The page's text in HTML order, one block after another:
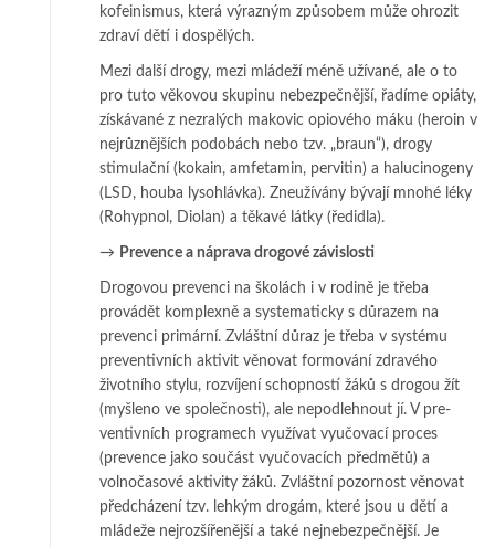
ko­feinismus, která vý­raz­ným způsobem může ohrozit
zdraví dětí i dospělých.
Mezi další drogy, mezi mládeží méně užívané, ale o to
pro tuto věkovou sku­­pi­nu nebezpečnější, řadíme opiáty,
získávané z nezralých makovic opiového má­ku (he­roin v
nejrůznějších podobách nebo tzv. „braun“), drogy
stimulační (ko­kain, am­fetamin, pervitin) a halucinogeny
(LSD, houba lysohlávka). Zneu­ží­vá­ny bývají mno­hé léky
(Rohypnol, Diolan) a těkavé látky (ředidla).
→ Prevence a náprava drogové závislosti
Drogovou prevenci na školách i v rodině je třeba
provádět komplexně a sys­­te­ma­ticky s důrazem na
prevenci primární. Zvláštní důraz je třeba v sys­té­mu
pre­ven­tiv­ních aktivit věnovat formování zdravého
životního stylu, rozvíjení schop­ností žá­ků s drogou žít
(myšleno ve společnosti), ale nepodlehnout jí. V pre­
ventivních pro­gramech využívat vyučovací proces
(prevence jako součást vy­u­čovacích před­mě­tů) a
volnočasové aktivity žáků. Zvláštní pozornost vě­no­vat
předcházení tzv. lehkým drogám, které jsou u dětí a
mládeže nej­ro­z­ší­ře­něj­ší a také nej­ne­bez­peč­něj­ší. Je